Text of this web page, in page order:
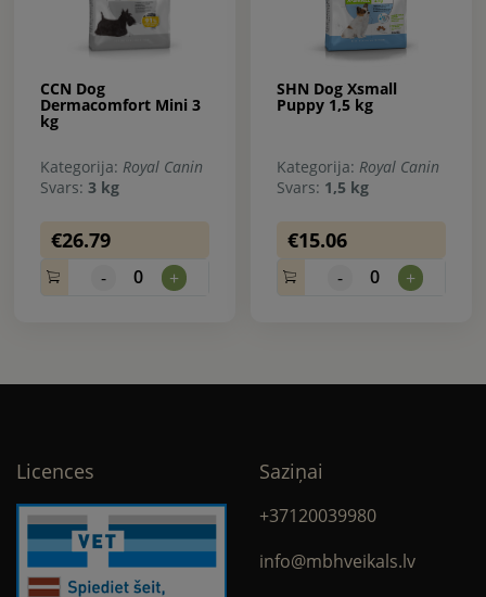
CCN Dog
Dermacomfort Mini 3
kg
Kategorija: Royal Canin
Svars: 3 kg
€26.79
- 0 +
SHN Dog Xsmall
Puppy 1,5 kg
Kategorija: Royal Canin
Svars: 1,5 kg
€15.06
- 0 +
Licences Saziņai
+37120039980
info@mbhveikals.lv